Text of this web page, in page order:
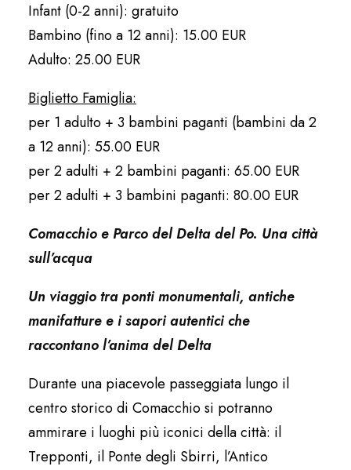
Infant (0-2 anni): gratuito
Bambino (fino a 12 anni): 15.00 EUR
Adulto: 25.00 EUR
Biglietto Famiglia:
per 1 adulto + 3 bambini paganti (bambini da 2
a 12 anni): 55.00 EUR
per 2 adulti + 2 bambini paganti: 65.00 EUR
per 2 adulti + 3 bambini paganti: 80.00 EUR
Comacchio e Parco del Delta del Po. Una città
sull’acqua​​
Un viaggio tra ponti monumentali, antiche
manifatture e i sapori autentici che
raccontano l’anima del Delta
Durante una piacevole passeggiata lungo il
centro storico di Comacchio si potranno
ammirare i luoghi più iconici della città: il
Trepponti, il Ponte degli Sbirri, l’Antico